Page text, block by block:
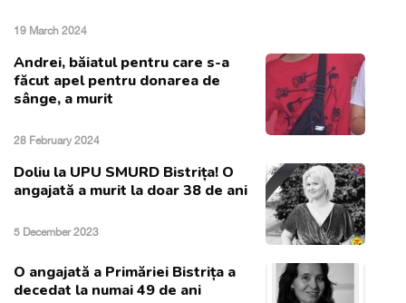
19 March 2024
Andrei, băiatul pentru care s-a
făcut apel pentru donarea de
sânge, a murit
28 February 2024
Doliu la UPU SMURD Bistrița! O
angajată a murit la doar 38 de ani
5 December 2023
O angajată a Primăriei Bistrița a
decedat la numai 49 de ani